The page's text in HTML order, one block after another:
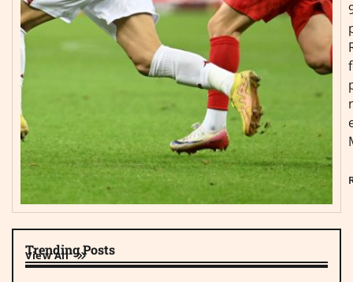
Trending Posts
View All